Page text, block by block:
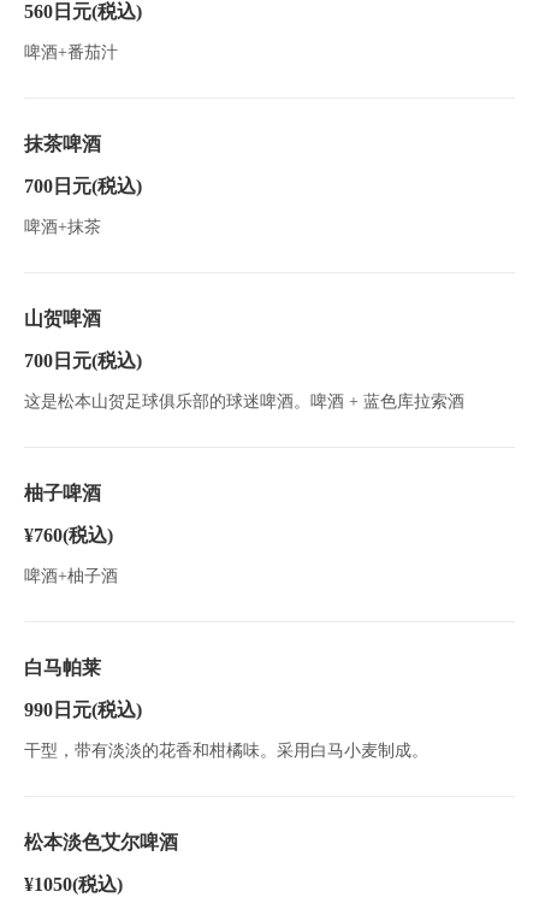
560日元(税込)
啤酒+番茄汁
抹茶啤酒
700日元(税込)
啤酒+抹茶
山贺啤酒
700日元(税込)
这是松本山贺足球俱乐部的球迷啤酒。啤酒 + 蓝色库拉索酒
柚子啤酒
¥760(税込)
啤酒+柚子酒
白马帕莱
990日元(税込)
干型，带有淡淡的花香和柑橘味。采用白马小麦制成。
松本淡色艾尔啤酒
¥1050(税込)